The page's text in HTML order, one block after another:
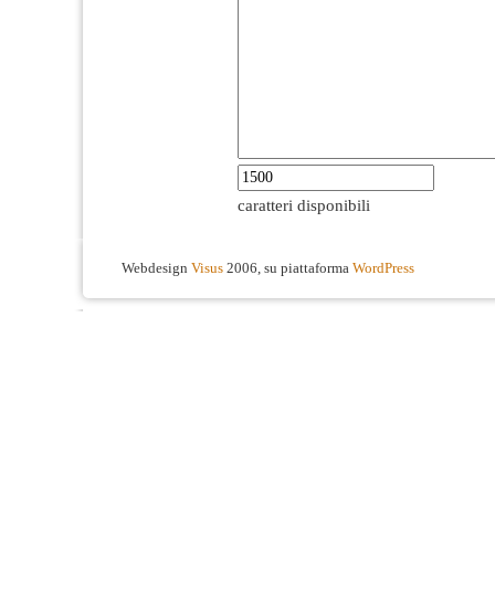
caratteri disponibili
Webdesign Visus 2006, su piattaforma WordPress